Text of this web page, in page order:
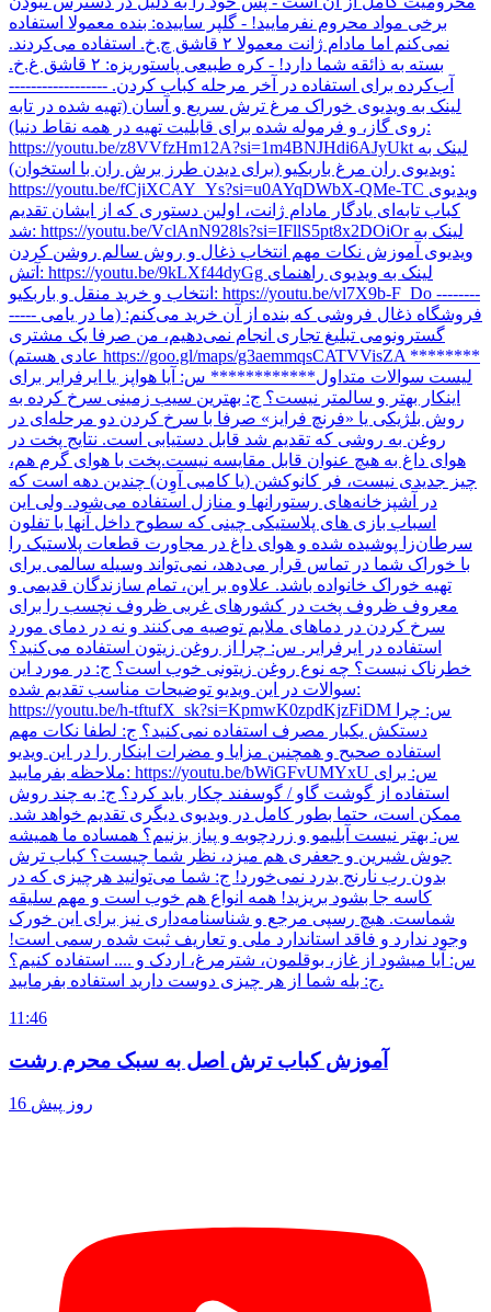
برخی مواد محروم نفرمایید! - گلپر ساییده: بنده معمولا استفاده
نمی‌کنم اما مادام ژانت معمولا ۲ قاشق چ.خ. استفاده می‌کردند.
بسته به ذائقه شما دارد! - کره طبیعی پاستوریزه: ۲ قاشق غ.خ.
آب‌کرده برای استفاده در آخر مرحله کباب کردن. ------------------
لینک به ویدیوی خوراک مرغ ترش سریع و آسان (تهیه شده در تابه
روی گاز، و فرموله شده برای قابلیت تهیه در همه نقاط دنیا):
https://youtu.be/z8VVfzHm12A?si=1m4BNJHdi6AJyUkt لینک به
ویدیوی ران مرغ باربکیو (برای دیدن طرز برش ران با استخوان):
https://youtu.be/fCjiXCAY_Ys?si=u0AYqDWbX-QMe-TC ویدیوی
کباب تابه‌ای یادگار مادام ژانت، اولین دستوری که از ایشان تقدیم
شد: https://youtu.be/VclAnN928ls?si=IFllS5pt8x2DOiOr لینک به
ویدیوی آموزش نکات مهم انتخاب ذغال و روش سالم روشن کردن
آتش: https://youtu.be/9kLXf44dyGg لینک به ویدیوی راهنمای
انتخاب و خرید منقل و باربکیو: https://youtu.be/vl7X9b-F_Do --------
----- فروشگاه ذغال فروشی که بنده از آن خرید می‌کنم: (ما در یامی
گسترونومی تبلیغ تجاری انجام نمی‌دهیم، من صرفا یک مشتری
عادی هستم) https://goo.gl/maps/g3aemmqsCATVVisZA ********
لیست سوالات متداول************ س: آیا هواپز یا ایرفرایر برای
اینکار بهتر و سالمتر نیست؟ ج: بهترین سیب زمینی سرخ کرده به
روش بلژیکی یا «فرنچ فرایز» صرفا با سرخ کردن دو مرحله‌ای در
روغن به روشی که تقدیم شد قابل دستیابی است. نتایج پخت در
هوای داغ به هیچ عنوان قابل مقایسه نیست.پخت با هوای گرم هم،
چیز جدیدی نیست، فر کانوکشن (یا کامبی آوِن) چندین دهه است که
در آشپزخانه‌های رستورانها و منازل استفاده می‌شود. ولی این
اسباب بازی های پلاستیکی چینی که سطوح داخل آنها با تفلون
سرطان‌زا پوشیده شده و هوای داغ در مجاورت قطعات پلاستیک را
با خوراک شما در تماس قرار می‌دهد، نمی‌تواند وسیله سالمی برای
تهیه خوراک خانواده باشد. علاوه بر این، تمام سازندگان قدیمی و
معروف ظروف پخت در کشورهای غربی ظروف نچسب را برای
سرخ کردن در دماهای ملایم توصیه می‌کنند و نه در دمای مورد
استفاده در ایرفرایر. س: چرا از روغن زیتون استفاده می‌کنید؟
خطرناک نیست؟ چه نوع روغن زیتونی خوب است؟ ج: در مورد این
سوالات در این ویدیو توضیحات مناسب تقدیم شده:
https://youtu.be/h-tftufX_sk?si=KpmwK0zpdKjzFiDM س: چرا
دستکش یکبار مصرف استفاده نمی‌کنید؟ ج: لطفا نکات مهم
استفاده صحیح و همچنین مزایا و مضرات اینکار را در این ویدیو
ملاحظه بفرمایید: https://youtu.be/bWiGFvUMYxU س: برای
استفاده از گوشت گاو / گوسفند چکار باید کرد؟ ج: به چند روش
ممکن است، حتما بطور کامل در ویدیوی دیگری تقدیم خواهد شد.
س: بهتر نیست آبلیمو و زردچوبه و پیاز بزنیم؟ همساده ما همیشه
جوش شیرین و جعفری هم میزد، نظر شما چیست؟ کباب ترش
بدون رب نارنج بدرد نمی‌خورد! ج: شما می‌توانید هرچیزی که در
کاسه جا بشود بریزید! همه انواع هم خوب است و مهم سلیقه
شماست. هیچ رسپی مرجع و شناسنامه‌داری نیز برای این خورک
وجود ندارد و فاقد استاندارد ملی و تعاریف ثبت شده رسمی است!
س: آیا میشود از غاز، بوقلمون، شترمرغ، اردک و .... استفاده کنیم؟
ج: بله شما از هر چیزی دوست دارید استفاده بفرمایید.
11:46
آموزش کباب ترش اصل به سبک محرم رشت
16 روز پیش